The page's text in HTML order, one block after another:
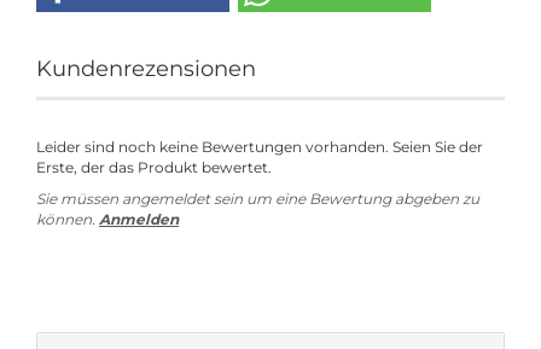
Kundenrezensionen
Leider sind noch keine Bewertungen vorhanden. Seien Sie der
Erste, der das Produkt bewertet.
Sie müssen angemeldet sein um eine Bewertung abgeben zu
können. Anmelden